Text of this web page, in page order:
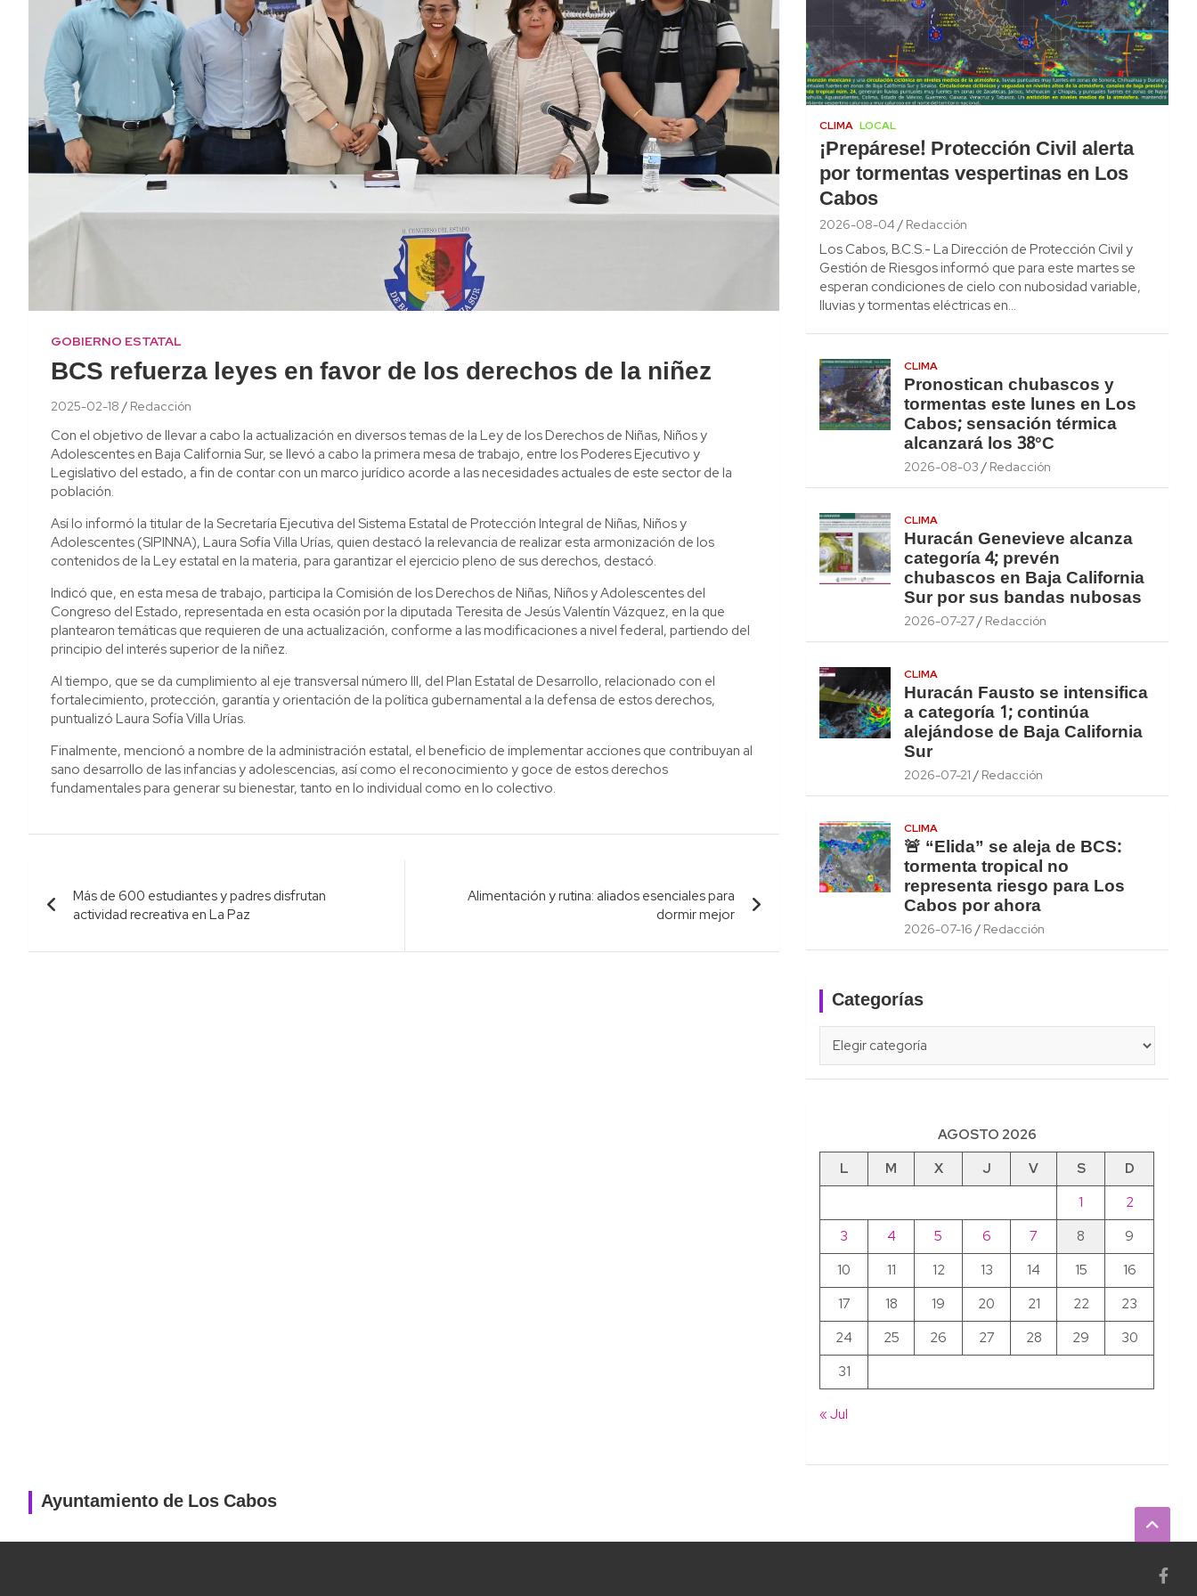
GOBIERNO ESTATAL
BCS refuerza leyes en favor de los derechos de la niñez
2025-02-18 Redacción
Con el objetivo de llevar a cabo la actualización en diversos temas de la Ley de los Derechos de Niñas, Niños y
Adolescentes en Baja California Sur, se llevó a cabo la primera mesa de trabajo, entre los Poderes Ejecutivo y
Legislativo del estado, a fin de contar con un marco jurídico acorde a las necesidades actuales de este sector de la
población.
Así lo informó la titular de la Secretaría Ejecutiva del Sistema Estatal de Protección Integral de Niñas, Niños y
Adolescentes (SIPINNA), Laura Sofía Villa Urías, quien destacó la relevancia de realizar esta armonización de los
contenidos de la Ley estatal en la materia, para garantizar el ejercicio pleno de sus derechos, destacó.
Indicó que, en esta mesa de trabajo, participa la Comisión de los Derechos de Niñas, Niños y Adolescentes del
Congreso del Estado, representada en esta ocasión por la diputada Teresita de Jesús Valentín Vázquez, en la que
plantearon temáticas que requieren de una actualización, conforme a las modificaciones a nivel federal, partiendo del
principio del interés superior de la niñez.
Al tiempo, que se da cumplimiento al eje transversal número III, del Plan Estatal de Desarrollo, relacionado con el
fortalecimiento, protección, garantía y orientación de la política gubernamental a la defensa de estos derechos,
puntualizó Laura Sofía Villa Urías.
Finalmente, mencionó a nombre de la administración estatal, el beneficio de implementar acciones que contribuyan al
sano desarrollo de las infancias y adolescencias, así como el reconocimiento y goce de estos derechos
fundamentales para generar su bienestar, tanto en lo individual como en lo colectivo.
Navegación
de
entradas
Más de 600 estudiantes y padres disfrutan
actividad recreativa en La Paz
Alimentación y rutina: aliados esenciales para
dormir mejor
CLIMA LOCAL
¡Prepárese! Protección Civil alerta
por tormentas vespertinas en Los
Cabos
2026-08-04 Redacción
Los Cabos, B.C.S.- La Dirección de Protección Civil y
Gestión de Riesgos informó que para este martes se
esperan condiciones de cielo con nubosidad variable,
lluvias y tormentas eléctricas en…
CLIMA
Pronostican chubascos y
tormentas este lunes en Los
Cabos; sensación térmica
alcanzará los 38°C
2026-08-03 Redacción
CLIMA
Huracán Genevieve alcanza
categoría 4; prevén
chubascos en Baja California
Sur por sus bandas nubosas
2026-07-27 Redacción
CLIMA
Huracán Fausto se intensifica
a categoría 1; continúa
alejándose de Baja California
Sur
2026-07-21 Redacción
CLIMA
🚨 “Elida” se aleja de BCS:
tormenta tropical no
representa riesgo para Los
Cabos por ahora
2026-07-16 Redacción
Categorías
AGOSTO 2026
L
M X J V S
D
1
2
3
4 5 6 7 8
9
10
11 12 13 14 15
16
17
18 19 20 21 22
23
24
25 26 27 28 29
30
31
« Jul
Ayuntamiento de Los Cabos